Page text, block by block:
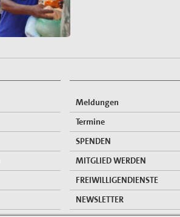
Meldungen
Termine
SPENDEN
MITGLIED WERDEN
FREIWILLIGENDIENSTE
NEWSLETTER